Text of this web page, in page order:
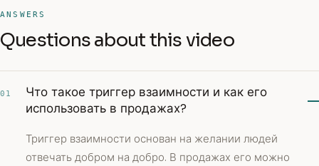
ANSWERS
Questions about this video
01
Что такое триггер взаимности и как его
использовать в продажах?
Триггер взаимности основан на желании людей
отвечать добром на добро. В продажах его можно